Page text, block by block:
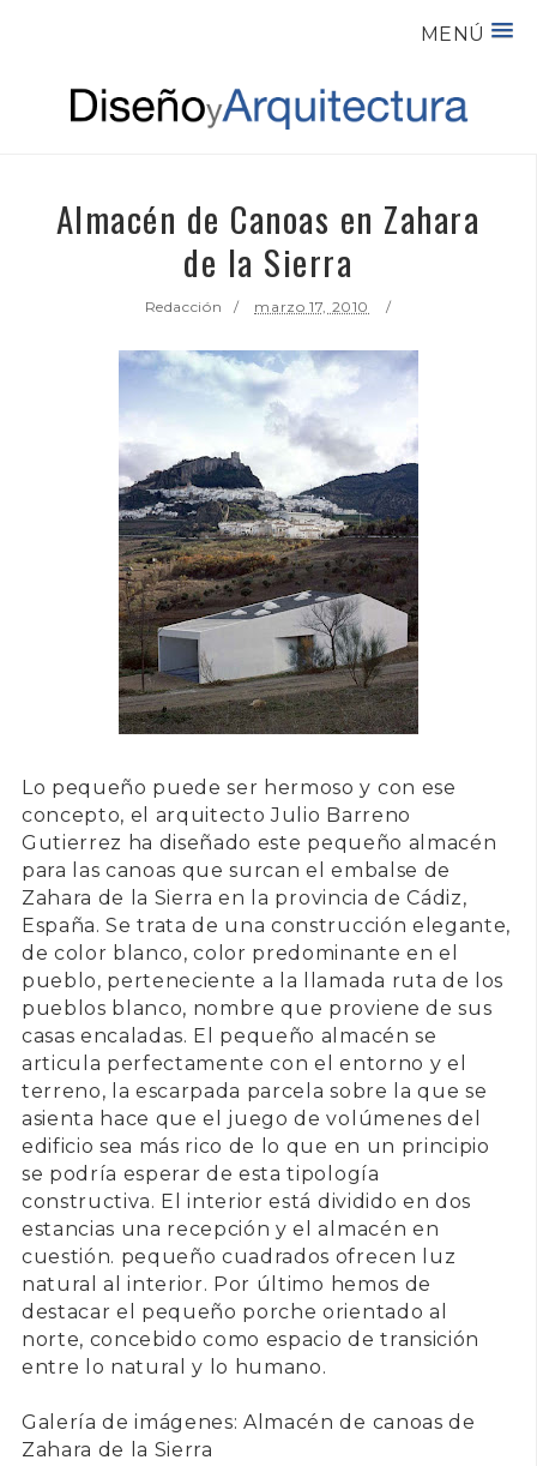
MENÚ
Almacén de Canoas en Zahara
de la Sierra
Redacción marzo 17, 2010
Lo pequeño puede ser hermoso y con ese
concepto, el arquitectoJulio Barreno
Gutierrez ha diseñado este pequeño almacén
para las canoas que surcan el embalse de
Zahara de la Sierra en la provincia deCádiz,
España. Se trata de una construcción elegante,
de color blanco, color predominante en el
pueblo, perteneciente a la llamada ruta de los
pueblos blanco, nombre que proviene de sus
casas encaladas. El pequeño almacén se
articula perfectamente con el entorno y el
terreno, la escarpada parcela sobre la que se
asienta hace que el juego de volúmenes del
edificio sea más rico de lo que en un principio
se podría esperar de esta tipología
constructiva. El interior está dividido en dos
estancias una recepción y el almacén en
cuestión. pequeño cuadrados ofrecen luz
natural al interior. Por último hemos de
destacar el pequeño porche orientado al
norte, concebido como espacio de transición
entre lo natural y lo humano.
Galería de imágenes: Almacén de canoas de
Zahara de la Sierra